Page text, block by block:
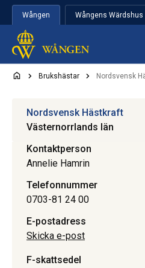
Hoppa till innehåll
Wången Wångens Wärdshus
Brukshästar Nordsvensk
Nordsvensk Hästkraft
Västernorrlands län
Kontaktperson
Annelie Hamrin
Telefonnummer
0703-81 24 00
E-postadress
Skicka e-post
F-skattsedel